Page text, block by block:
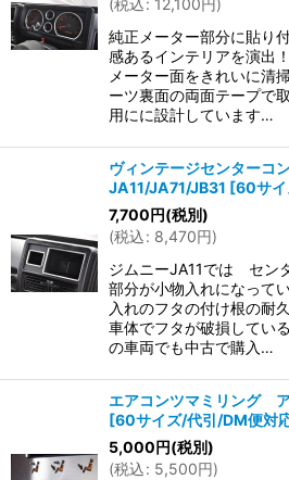
(税込: 12,100円)
純正メーター部分に貼り
感あるインテリアを演出
メーター面をきれいに
ーツ裏面の両面テープで
用にに設計しています…
ヴィンテージセンターコ
JA11/JA71/JB31 [60サ
7,700円(税別)
(税込: 8,470円)
ジムニーJA11では セン
部分が小物入れになって
入れのフタの付け根の耐
車体でフタが破損してい
の車両でも中古で購入…
エアコンツマミリング
[60サイズ/代引/DM便対
5,000円(税別)
(税込: 5,500円)